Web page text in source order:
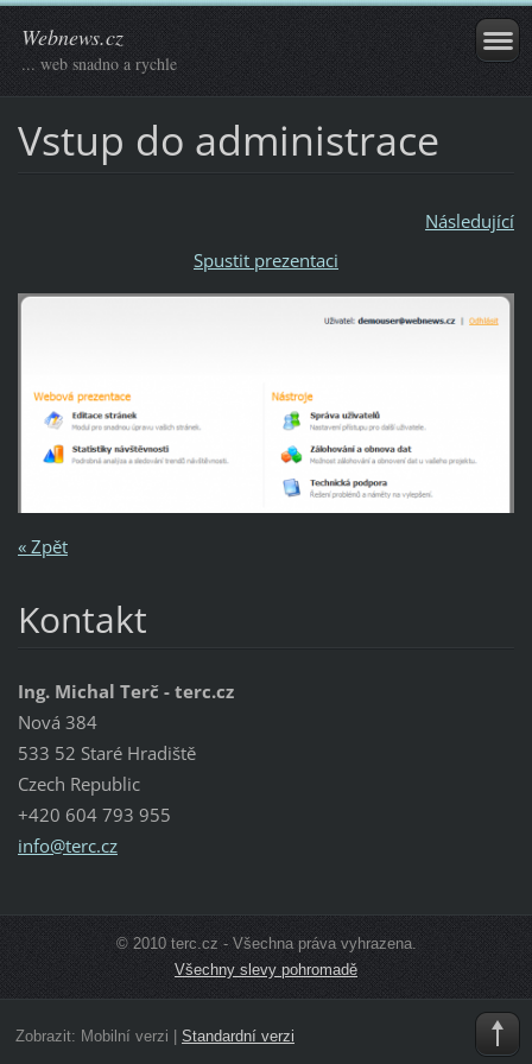
Webnews.cz
... web snadno a rychle
Vstup do administrace
Následující
Spustit prezentaci
« Zpět
Kontakt
Ing. Michal Terč - terc.cz
Nová 384
533 52 Staré Hradiště
Czech Republic
+420 604 793 955
info@terc.cz
© 2010 terc.cz - Všechna práva vyhrazena.
Všechny slevy pohromadě
Zobrazit: Mobilní verzi Standardní verzi